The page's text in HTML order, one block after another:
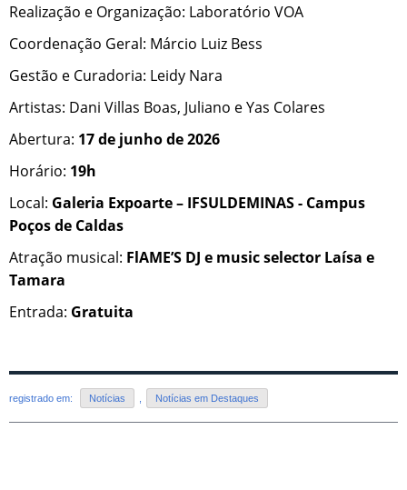
Realização e Organização: Laboratório VOA
Coordenação Geral: Márcio Luiz Bess
Gestão e Curadoria: Leidy Nara
Artistas: Dani Villas Boas, Juliano e Yas Colares
Abertura: 17 de junho de 2026
Horário: 19h
Local: Galeria Expoarte – IFSULDEMINAS - Campus
Poços de Caldas
Atração musical: FlAME’S DJ e music selector Laísa e
Tamara
Entrada: Gratuita
registrado em: Notícias Notícias em Destaques